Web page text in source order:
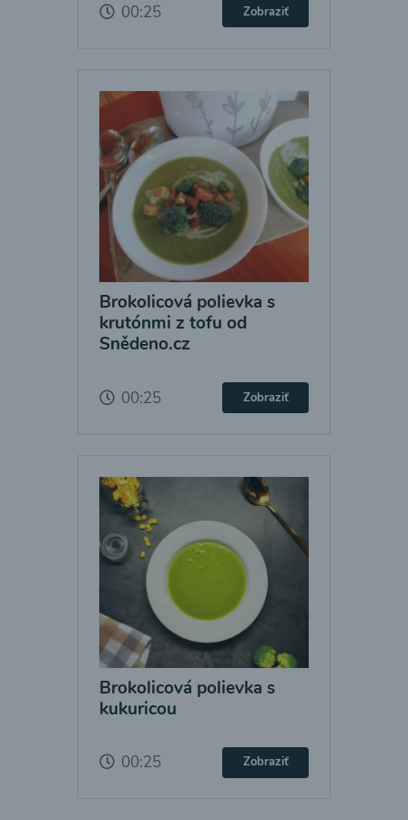
00:25 Zobraziť
Brokolicová polievka s
krutónmi z tofu od
Snědeno.cz
00:25 Zobraziť
Brokolicová polievka s
kukuricou
00:25 Zobraziť